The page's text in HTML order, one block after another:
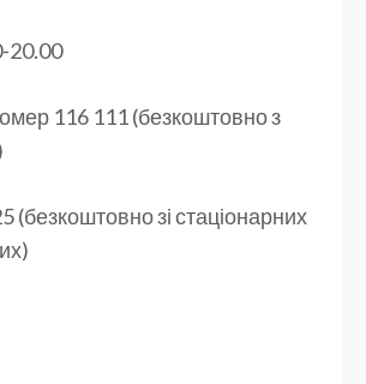
20.00
116 111 (безкоштовно з
(безкоштовно зі стаціонарних